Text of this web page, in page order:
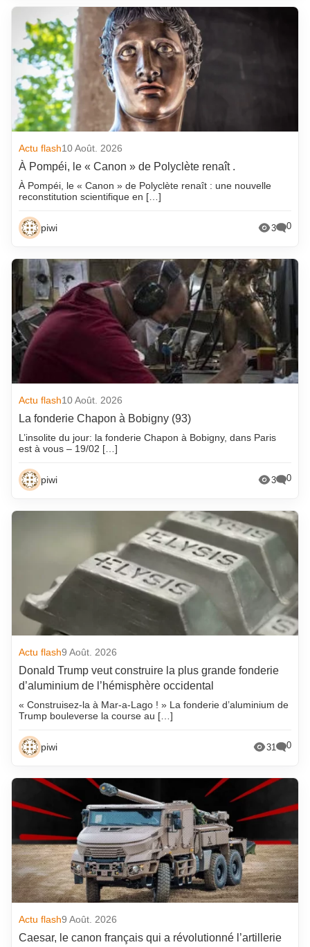
Actu flash10 Août. 2026
À Pompéi, le « Canon » de Polyclète renaît .
À Pompéi, le « Canon » de Polyclète renaît : une nouvelle
reconstitution scientifique en […]
piwi 3 0
Actu flash10 Août. 2026
La fonderie Chapon à Bobigny (93)
L’insolite du jour: la fonderie Chapon à Bobigny, dans Paris
est à vous – 19/02 […]
piwi 3 0
Actu flash9 Août. 2026
Donald Trump veut construire la plus grande fonderie
d’aluminium de l’hémisphère occidental
« Construisez-la à Mar-a-Lago ! » La fonderie d’aluminium de
Trump bouleverse la course au […]
piwi 31 0
Actu flash9 Août. 2026
Caesar, le canon français qui a révolutionné l’artillerie